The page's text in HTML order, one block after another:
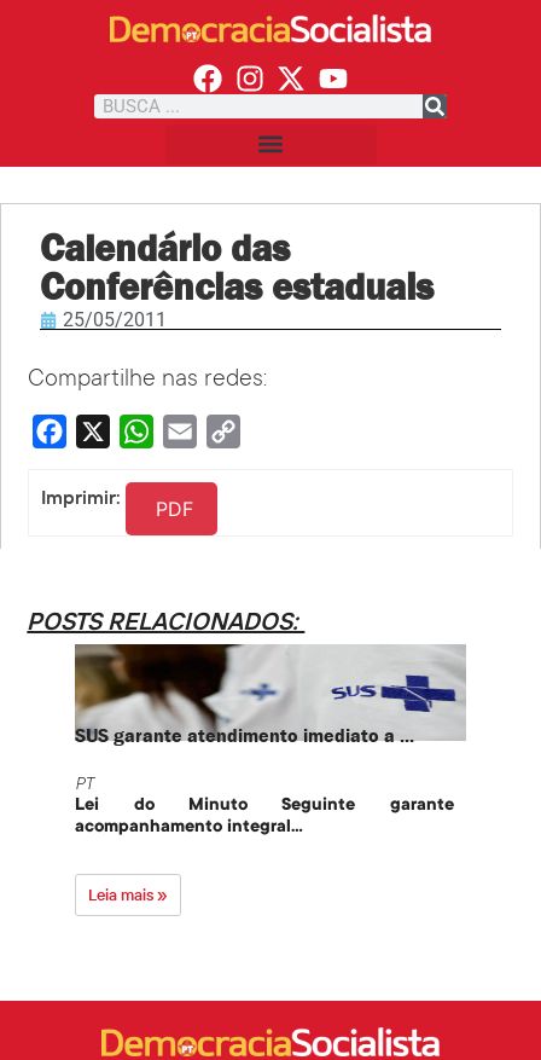
Calendário das
Conferências estaduais
25/05/2011
Compartilhe nas redes:
Facebook WhatsApp
Email
Imprimir: PDF
POSTS RELACIONADOS:
SUS garante atendimento imediato a ...
PT
Lei do Minuto Seguinte garante
acompanhamento integral...
Leia mais »